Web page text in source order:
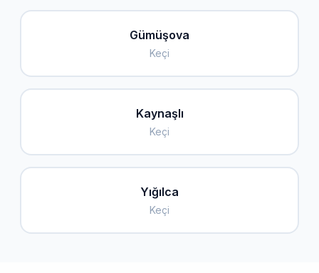
Gümüşova
Keçi
Kaynaşlı
Keçi
Yığılca
Keçi